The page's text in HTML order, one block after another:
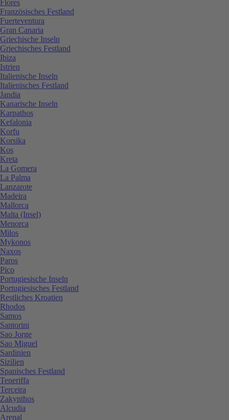
Flores
Französisches Festland
Fuerteventura
Gran Canaria
Griechische Inseln
Griechisches Festland
Ibiza
Istrien
Italienische Inseln
Italienisches Festland
Jandia
Kanarische Inseln
Karpathos
Kefalonia
Korfu
Korsika
Kos
Kreta
La Gomera
La Palma
Lanzarote
Madeira
Mallorca
Malta (Insel)
Menorca
Milos
Mykonos
Naxos
Paros
Pico
Portugiesische Inseln
Portugiesisches Festland
Restliches Kroatien
Rhodos
Samos
Santorini
Sao Jorge
Sao Miguel
Sardinien
Sizilien
Spanisches Festland
Teneriffa
Terceira
Zakynthos
Alcudia
Arenal